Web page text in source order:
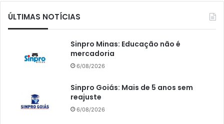
ÚLTIMAS NOTÍCIAS
Sinpro Minas: Educação não é
mercadoria
6/08/2026
Sinpro Goiás: Mais de 5 anos sem
reajuste
6/08/2026